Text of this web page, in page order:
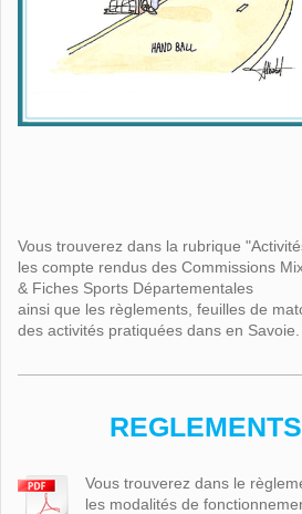
Vous trouverez dans la rubrique
les compte rendus des Commissions
& Fiches Sports Départementales
ainsi que les règlements, feuilles de
des activités pratiquées dans en Savoie.
Vous trouverez dans le
les modalités de